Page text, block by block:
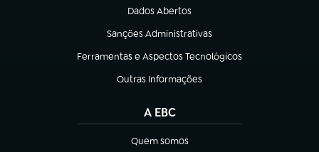
Dados Abertos
(abre em nova aba)
Sanções Administrativas
(abre em nova aba)
Ferramentas e Aspectos Tecnológicos
(abre em nova aba)
Outras Informações
(abre em nova aba)
A EBC
Quem somos
(abre em nova aba)